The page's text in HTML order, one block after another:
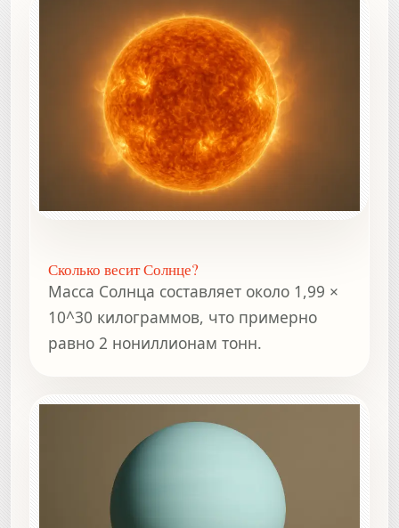
Сколько весит Солнце?
Масса Солнца составляет около 1,99 ×
10^30 килограммов, что примерно
равно 2 нониллионам тонн.